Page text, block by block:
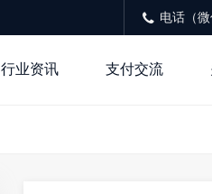
电话（
行业资讯 支付交流